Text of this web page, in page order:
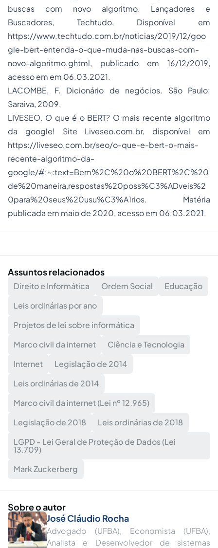
buscas com novo algoritmo. Lançadores e
Buscadores, Techtudo, Disponível em
https://www.techtudo.com.br/noticias/2019/12/goo
gle-bert-entenda-o-que-muda-nas-buscas-com-
novo-algoritmo.ghtml, publicado em 16/12/2019,
acesso em em 06.03.2021.
LACOMBE, F. Dicionário de negócios. São Paulo:
Saraiva, 2009.
LIVESEO. O que é o BERT? O mais recente algoritmo
da google! Site Liveseo.com.br, disponível em
https://liveseo.com.br/seo/o-que-e-bert-o-mais-
recente-algoritmo-da-
google/#:~:text=Bem%2C%20o%20BERT%2C%20
de%20maneira,respostas%20poss%C3%ADveis%2
0para%20seus%20usu%C3%A1rios. Matéria
publicada em maio de 2020, acesso em 06.03.2021.
Assuntos relacionados
Direito e Informática Ordem Social
Educação
Leis ordinárias por ano
Projetos de lei sobre informática
Marco civil da internet
Ciência e Tecnologia
Internet
Legislação de 2014
Leis ordinárias de 2014
Marco civil da internet (Lei nº 12.965)
Legislação de 2018
Leis ordinárias de 2018
LGPD - Lei Geral de Proteção de Dados (Lei
13.709)
Mark Zuckerberg
Sobre o autor
José Cláudio Rocha
Advogado (UFBA), Economista (UFBA),
Analista e Desenvolvedor de sistemas